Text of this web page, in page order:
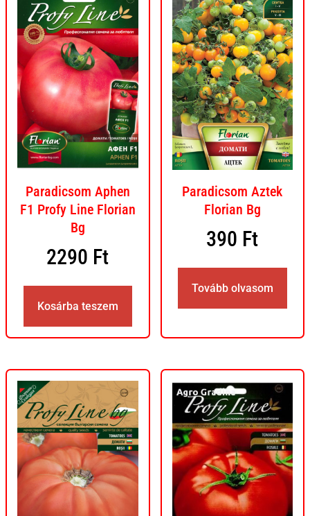
Paradicsom Aphen
F1 Profy Line Florian
Bg
2290 Ft
Kosárba teszem
Paradicsom Aztek
Florian Bg
390 Ft
Tovább olvasom